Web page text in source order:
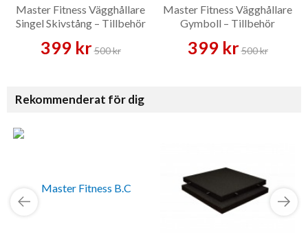
Master Fitness Vägghållare
Singel Skivstång – Tillbehör
399 kr500 kr
Master Fitness Vägghållare
Gymboll – Tillbehör
399 kr500 kr
Rekommenderat för dig